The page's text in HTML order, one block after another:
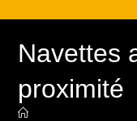
Navettes
proximité